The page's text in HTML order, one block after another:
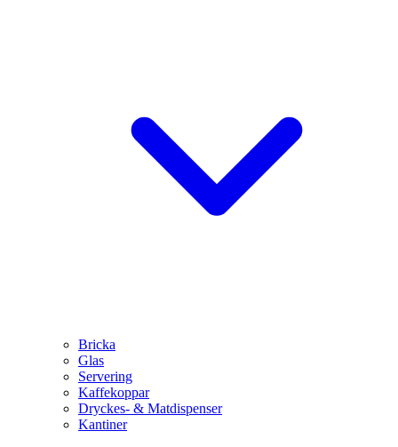
Bricka
Glas
Servering
Kaffekoppar
Dryckes- & Matdispenser
Kantiner